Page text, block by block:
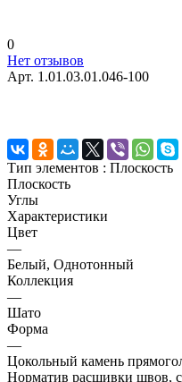
0
Нет отзывов
Арт. 1.01.03.01.046-100
Тип элементов : Плоскость
Плоскость
Углы
Характеристики
Цвет
—
Белый, Однотонный
Коллекция
—
Шато
Форма
—
Цокольный камень
Норматив расшивки швов,